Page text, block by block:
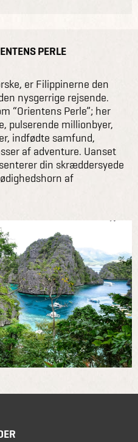
PERLE
er Filippinerne den
nysgerrige rejsende.
“Orientens Perle”; her
pulserende millionbyer,
indfødte samfund,
af adventure. Uanset
din skræddersyede
af